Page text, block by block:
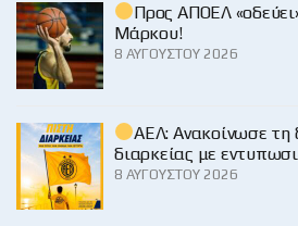
Προς ΑΠΟΕΛ
Μάρκου!
8 ΑΥΓΟΎΣΤΟΥ 2026
ΑΕΛ: Ανακοίνωσε τη
διαρκείας με
8 ΑΥΓΟΎΣΤΟΥ 2026